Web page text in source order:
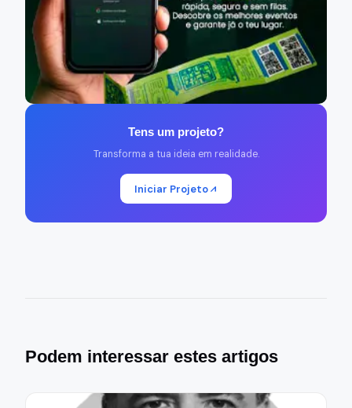
Tens um projeto?
Transforma a tua ideia em realidade.
Iniciar Projeto
Podem interessar estes artigos